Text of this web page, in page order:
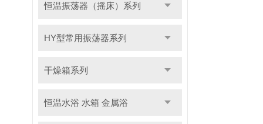
恒温振荡器（摇床）系列
HY型常用振荡器系列
干燥箱系列
恒温水浴 水箱 金属浴